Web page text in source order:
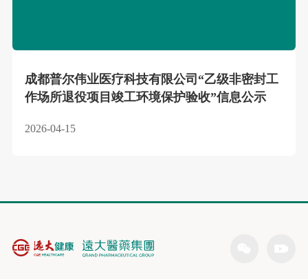
成都普尔伟业医疗科技有限公司“乙级非密封工
作场所退役项目竣工环境保护验收”信息公示
2026-04-15